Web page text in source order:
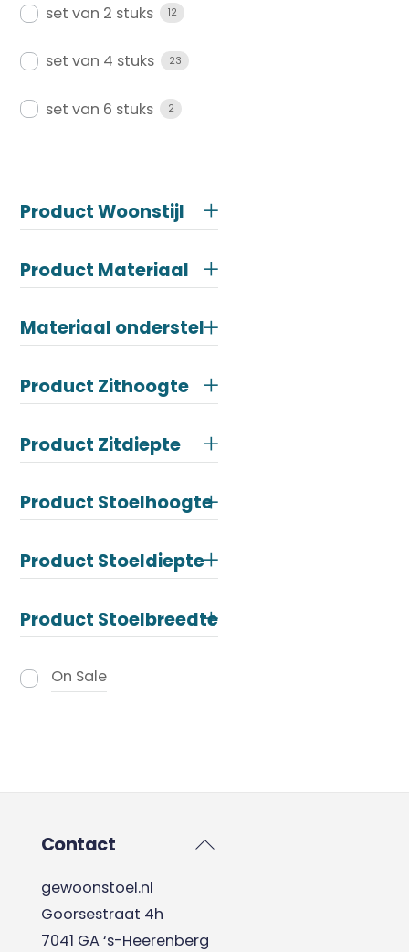
set van 2 stuks 12
set van 4 stuks 23
set van 6 stuks 2
Product Woonstijl
Product Materiaal
Materiaal onderstel
Product Zithoogte
Product Zitdiepte
Product Stoelhoogte
Product Stoeldiepte
Product Stoelbreedte
On Sale
Back
Contact
gewoonstoel.nl
Goorsestraat 4h
7041 GA ‘s-Heerenberg